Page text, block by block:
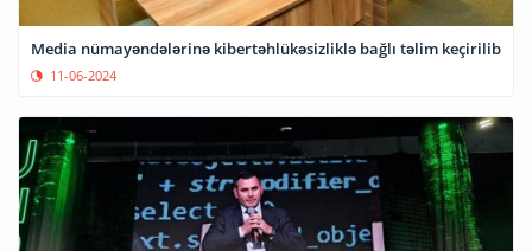
Media nümayəndələrinə kibertəhlükəsizliklə bağlı təlim keçirilib
11-06-2024